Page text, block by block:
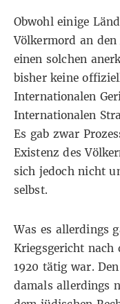
Obwohl einige
Völkermord an
einen solchen
bisher keine
Internationalen
Internationalen
Es gab zwar
Existenz des
sich jedoch nicht
selbst.
Was es allerdings
Kriegsgericht nach
1920 tätig war.
damals allerdings